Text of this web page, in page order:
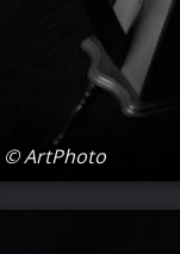
© ArtPhoto